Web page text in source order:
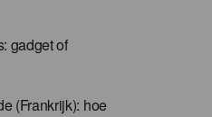
gadget of
(Frankrijk): hoe